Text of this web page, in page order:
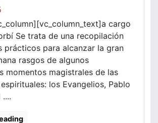
cargo
Se trata de una recopilación
prácticos para alcanzar la gran
rasgos de algunos
momentos magistrales de las
los Evangelios, Pablo